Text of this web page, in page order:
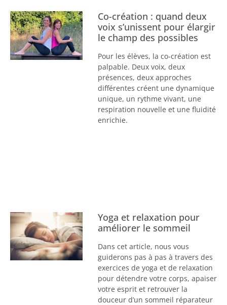
Co-création : quand deux
voix s’unissent pour élargir
le champ des possibles
Pour les élèves, la co-création est
palpable. Deux voix, deux
présences, deux approches
différentes créent une dynamique
unique, un rythme vivant, une
respiration nouvelle et une fluidité
enrichie.
Yoga et relaxation pour
améliorer le sommeil
Dans cet article, nous vous
guiderons pas à pas à travers des
exercices de yoga et de relaxation
pour détendre votre corps, apaiser
votre esprit et retrouver la
douceur d’un sommeil réparateur